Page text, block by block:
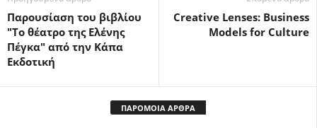
Παρουσίαση του βιβλίου
"Το θέατρο της Ελένης
Πέγκα" από την Κάπα
Εκδοτική
Creative Lenses: Business
Models for Culture
ΠΑΡΟΜΟΙΑ ΑΡΘΡΑ